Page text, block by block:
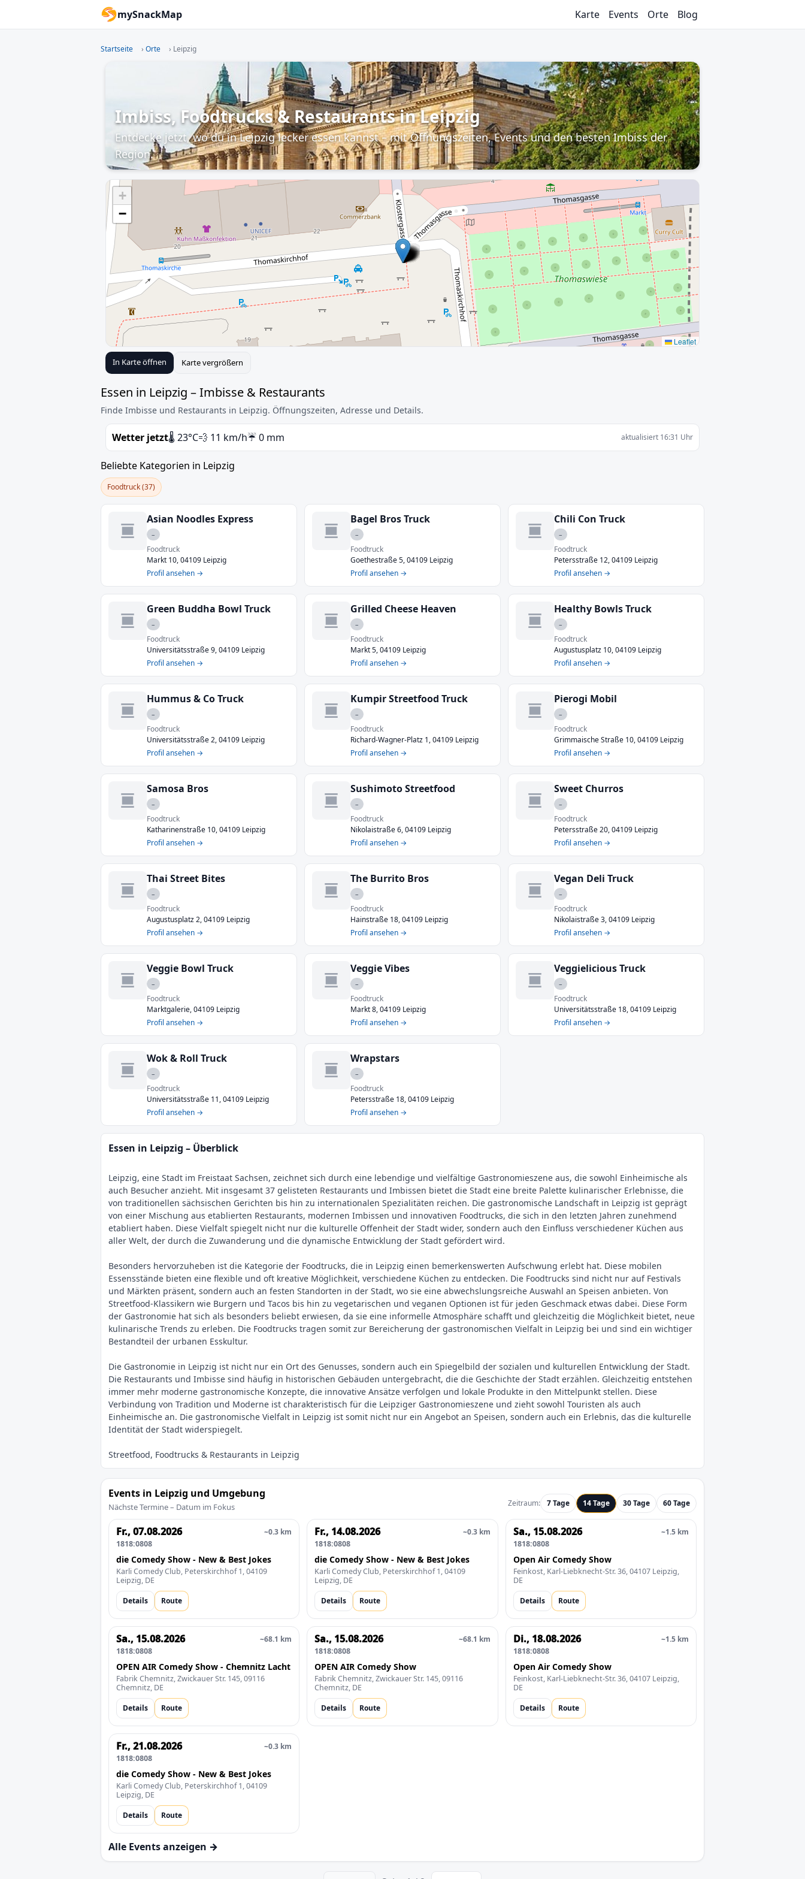
mySnackMap Karte Events Orte Blog
Startseite › Orte › Leipzig
Imbiss, Foodtrucks & Restaurants in Leipzig
Entdecke jetzt, wo du in Leipzig lecker essen kannst – mit Öffnungszeiten, Events und den besten Imbiss der
Region.
+
−
Leaflet
In Karte öffnen Karte vergrößern
Essen in Leipzig – Imbisse & Restaurants
Finde Imbisse und Restaurants in Leipzig. Öffnungszeiten, Adresse und Details.
Wetter jetzt🌡️ 23°C💨 11 km/h☔ 0 mm aktualisiert 16:31 Uhr
Beliebte Kategorien in Leipzig
Foodtruck (37)
Asian Noodles Express
–
Foodtruck
Markt 10, 04109 Leipzig
Profil ansehen →
Bagel Bros Truck
–
Foodtruck
Goethestraße 5, 04109 Leipzig
Profil ansehen →
Chili Con Truck
–
Foodtruck
Petersstraße 12, 04109 Leipzig
Profil ansehen →
Green Buddha Bowl Truck
–
Foodtruck
Universitätsstraße 9, 04109 Leipzig
Profil ansehen →
Grilled Cheese Heaven
–
Foodtruck
Markt 5, 04109 Leipzig
Profil ansehen →
Healthy Bowls Truck
–
Foodtruck
Augustusplatz 10, 04109 Leipzig
Profil ansehen →
Hummus & Co Truck
–
Foodtruck
Universitätsstraße 2, 04109 Leipzig
Profil ansehen →
Kumpir Streetfood Truck
–
Foodtruck
Richard-Wagner-Platz 1, 04109 Leipzig
Profil ansehen →
Pierogi Mobil
–
Foodtruck
Grimmaische Straße 10, 04109 Leipzig
Profil ansehen →
Samosa Bros
–
Foodtruck
Katharinenstraße 10, 04109 Leipzig
Profil ansehen →
Sushimoto Streetfood
–
Foodtruck
Nikolaistraße 6, 04109 Leipzig
Profil ansehen →
Sweet Churros
–
Foodtruck
Petersstraße 20, 04109 Leipzig
Profil ansehen →
Thai Street Bites
–
Foodtruck
Augustusplatz 2, 04109 Leipzig
Profil ansehen →
The Burrito Bros
–
Foodtruck
Hainstraße 18, 04109 Leipzig
Profil ansehen →
Vegan Deli Truck
–
Foodtruck
Nikolaistraße 3, 04109 Leipzig
Profil ansehen →
Veggie Bowl Truck
–
Foodtruck
Marktgalerie, 04109 Leipzig
Profil ansehen →
Veggie Vibes
–
Foodtruck
Markt 8, 04109 Leipzig
Profil ansehen →
Veggielicious Truck
–
Foodtruck
Universitätsstraße 18, 04109 Leipzig
Profil ansehen →
Wok & Roll Truck
–
Foodtruck
Universitätsstraße 11, 04109 Leipzig
Profil ansehen →
Wrapstars
–
Foodtruck
Petersstraße 18, 04109 Leipzig
Profil ansehen →
Essen in Leipzig – Überblick
Leipzig, eine Stadt im Freistaat Sachsen, zeichnet sich durch eine lebendige und vielfältige Gastronomieszene aus, die sowohl Einheimische als
auch Besucher anzieht. Mit insgesamt 37 gelisteten Restaurants und Imbissen bietet die Stadt eine breite Palette kulinarischer Erlebnisse, die
von traditionellen sächsischen Gerichten bis hin zu internationalen Spezialitäten reichen. Die gastronomische Landschaft in Leipzig ist geprägt
von einer Mischung aus etablierten Restaurants, modernen Imbissen und innovativen Foodtrucks, die sich in den letzten Jahren zunehmend
etabliert haben. Diese Vielfalt spiegelt nicht nur die kulturelle Offenheit der Stadt wider, sondern auch den Einfluss verschiedener Küchen aus
aller Welt, der durch die Zuwanderung und die dynamische Entwicklung der Stadt gefördert wird.
Besonders hervorzuheben ist die Kategorie der Foodtrucks, die in Leipzig einen bemerkenswerten Aufschwung erlebt hat. Diese mobilen
Essensstände bieten eine flexible und oft kreative Möglichkeit, verschiedene Küchen zu entdecken. Die Foodtrucks sind nicht nur auf Festivals
und Märkten präsent, sondern auch an festen Standorten in der Stadt, wo sie eine abwechslungsreiche Auswahl an Speisen anbieten. Von
Streetfood-Klassikern wie Burgern und Tacos bis hin zu vegetarischen und veganen Optionen ist für jeden Geschmack etwas dabei. Diese Form
der Gastronomie hat sich als besonders beliebt erwiesen, da sie eine informelle Atmosphäre schafft und gleichzeitig die Möglichkeit bietet, neue
kulinarische Trends zu erleben. Die Foodtrucks tragen somit zur Bereicherung der gastronomischen Vielfalt in Leipzig bei und sind ein wichtiger
Bestandteil der urbanen Esskultur.
Die Gastronomie in Leipzig ist nicht nur ein Ort des Genusses, sondern auch ein Spiegelbild der sozialen und kulturellen Entwicklung der Stadt.
Die Restaurants und Imbisse sind häufig in historischen Gebäuden untergebracht, die die Geschichte der Stadt erzählen. Gleichzeitig entstehen
immer mehr moderne gastronomische Konzepte, die innovative Ansätze verfolgen und lokale Produkte in den Mittelpunkt stellen. Diese
Verbindung von Tradition und Moderne ist charakteristisch für die Leipziger Gastronomieszene und zieht sowohl Touristen als auch
Einheimische an. Die gastronomische Vielfalt in Leipzig ist somit nicht nur ein Angebot an Speisen, sondern auch ein Erlebnis, das die kulturelle
Events in Leipzig und Umgebung
Nächste Termine – Datum im Fokus Zeitraum: 7 Tage 14 Tage 30 Tage 60 Tage
Fr., 07.08.2026
1818:0808
~0.3 km
die Comedy Show - New & Best Jokes
Karli Comedy Club, Peterskirchhof 1, 04109
Leipzig, DE
Details
Route
Fr., 14.08.2026
1818:0808
~0.3 km
die Comedy Show - New & Best Jokes
Karli Comedy Club, Peterskirchhof 1, 04109
Leipzig, DE
Details
Route
Sa., 15.08.2026
1818:0808
~1.5 km
Open Air Comedy Show
Feinkost, Karl-Liebknecht-Str. 36, 04107 Leipzig,
DE
Details
Route
Sa., 15.08.2026
1818:0808
~68.1 km
OPEN AIR Comedy Show - Chemnitz Lacht
Fabrik Chemnitz, Zwickauer Str. 145, 09116
Chemnitz, DE
Details
Route
Sa., 15.08.2026
1818:0808
~68.1 km
OPEN AIR Comedy Show
Fabrik Chemnitz, Zwickauer Str. 145, 09116
Chemnitz, DE
Details
Route
Di., 18.08.2026
1818:0808
~1.5 km
Open Air Comedy Show
Feinkost, Karl-Liebknecht-Str. 36, 04107 Leipzig,
DE
Details
Route
Fr., 21.08.2026
1818:0808
~0.3 km
die Comedy Show - New & Best Jokes
Karli Comedy Club, Peterskirchhof 1, 04109
Leipzig, DE
Details
Route
Alle Events anzeigen →